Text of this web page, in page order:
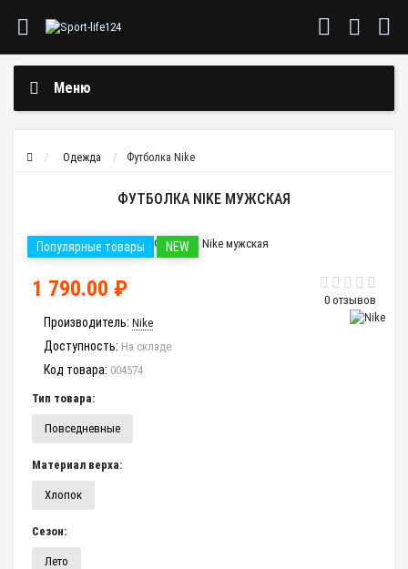
Меню
Одежда Футболка Nike
ФУТБОЛКА NIKE МУЖСКАЯ
Популярные товары NEW
0 отзывов
1 790.00 ₽
Производитель: Nike
Доступность: На складе
Код товара: 004574
Тип товара:
Повседневные
Материал верха:
Хлопок
Сезон:
Лето